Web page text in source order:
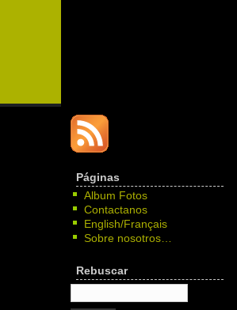
Páginas
Album Fotos
Contactanos
English/Français
Sobre nosotros…
Rebuscar